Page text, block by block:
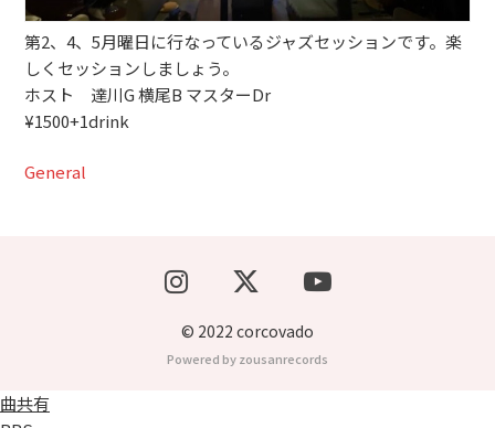
楽器機材等
初心者POPS
第2、4、5月曜日に行なっているジャズセッションです。楽
しくセッションしましょう。
ホスト 達川G 横尾B マスターDr
¥1500+1drink
General
© 2022 corcovado
Powered by zousanrecords
曲共有